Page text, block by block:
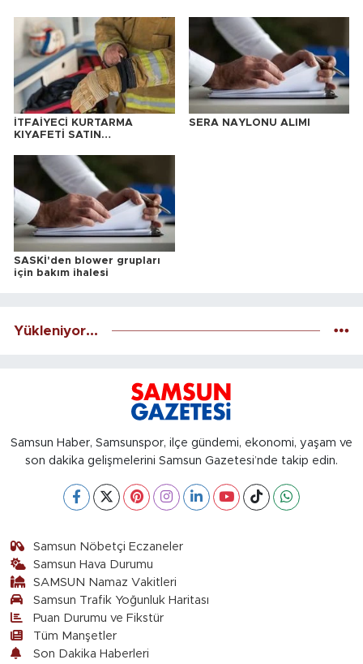
İTFAİYECİ KURTARMA
KIYAFETİ SATIN
SERA NAYLONU ALIMI
SASKİ'den blower grupları
için bakım ihalesi
Yükleniyor...
Samsun Haber, Samsunspor, ilçe gündemi, ekonomi, yaşam ve
son dakika gelişmelerini Samsun Gazetesi’nde takip edin.
Samsun Nöbetçi Eczaneler
Samsun Hava Durumu
SAMSUN Namaz Vakitleri
Samsun Trafik Yoğunluk Haritası
Puan Durumu ve Fikstür
Tüm Manşetler
Son Dakika Haberleri